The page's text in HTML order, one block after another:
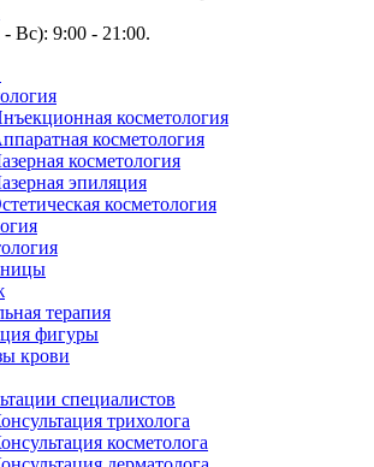
Вс): 9:00 - 21:00.
косметология
косметология
косметология
эпиляция
косметология
терапия
фигуры
крови
специалистов
трихолога
косметолога